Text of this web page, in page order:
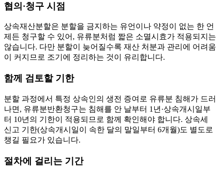
협의·청구 시점
상속재산분할은 분할을 금지하는 유언이나 약정이 없는 한 언
제든 청구할 수 있어, 유류분처럼 짧은 소멸시효가 적용되지는
않습니다. 다만 분할이 늦어질수록 재산 처분과 관리에 어려움
이 커지므로 조기에 정리하는 것이 유리합니다.
함께 검토할 기한
분할 과정에서 특정 상속인의 생전 증여로 유류분 침해가 드러
나면, 유류분반환청구는 침해를 안 날부터 1년·상속개시일부
터 10년의 기한이 적용되므로 함께 확인해야 합니다. 상속세
신고 기한(상속개시일이 속한 달의 말일부터 6개월)도 별도로
챙길 필요가 있습니다.
절차에 걸리는 기간